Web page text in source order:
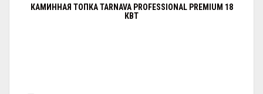
КАМИННАЯ ТОПКА TARNAVA PROFESSIONAL PREMIUM 18
КВТ